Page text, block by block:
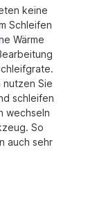
keine
Schleifen
Wärme
nutzen Sie
schleifen
wechseln
So
auch sehr